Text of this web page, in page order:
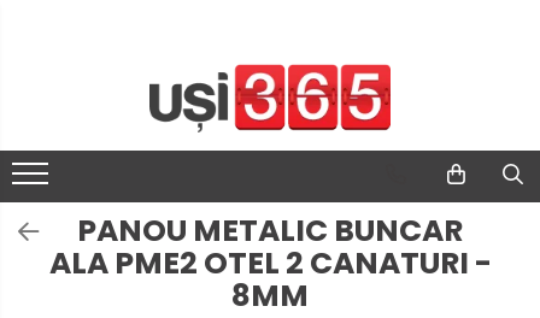
PANOU METALIC BUNCAR
ALA PME2 OTEL 2 CANATURI -
8MM